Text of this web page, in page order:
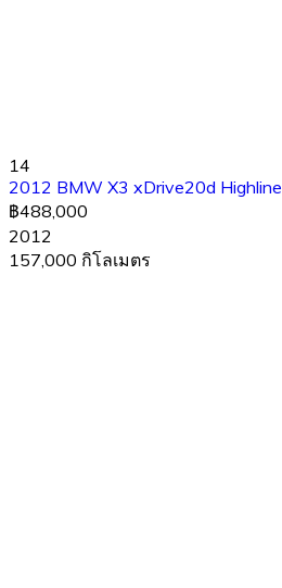
14
2012 BMW X3 xDrive20d Highline
฿488,000
2012
157,000 กิโลเมตร